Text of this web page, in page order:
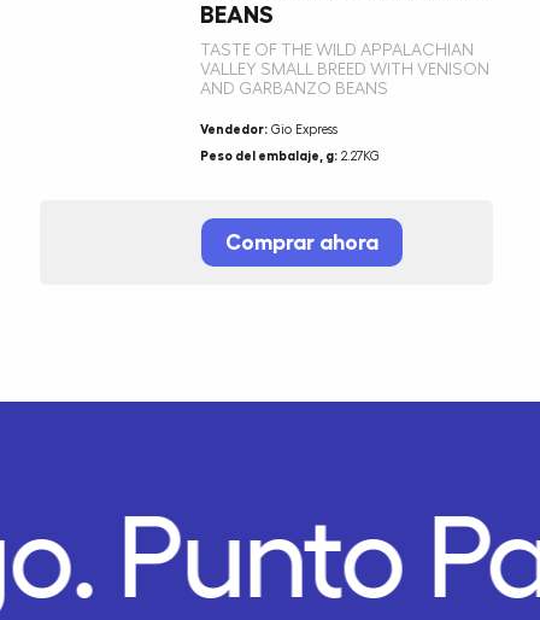
BEANS
TASTE OF THE WILD APPALACHIAN
VALLEY SMALL BREED WITH VENISON
AND GARBANZO BEANS
Vendedor: Gio Express
Peso del embalaje, g: 2.27KG
Comprar ahora
Punto